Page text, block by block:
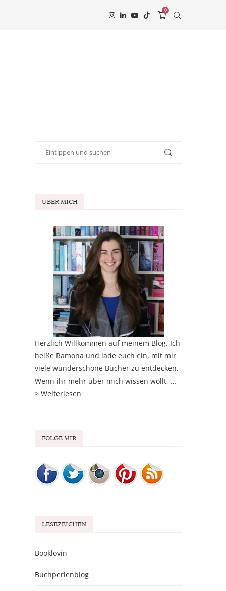
0
ÜBER MICH
Herzlich Willkommen auf meinem Blog. Ich
heiße Ramona und lade euch ein, mit mir
viele wunderschöne Bücher zu entdecken.
Wenn ihr mehr über mich wissen wollt, … -
> Weiterlesen
FOLGE MIR
LESEZEICHEN
Booklovin
Buchperlenblog